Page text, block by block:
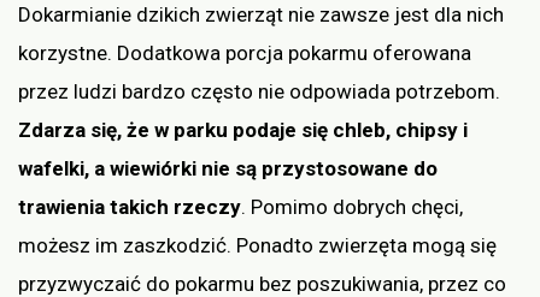
Dokarmianie dzikich zwierząt nie zawsze jest dla nich
korzystne. Dodatkowa porcja pokarmu oferowana
przez ludzi bardzo często nie odpowiada potrzebom.
Zdarza się, że w parku podaje się chleb, chipsy i
wafelki, a wiewiórki nie są przystosowane do
trawienia takich rzeczy. Pomimo dobrych chęci,
możesz im zaszkodzić. Ponadto zwierzęta mogą się
przyzwyczaić do pokarmu bez poszukiwania, przez co